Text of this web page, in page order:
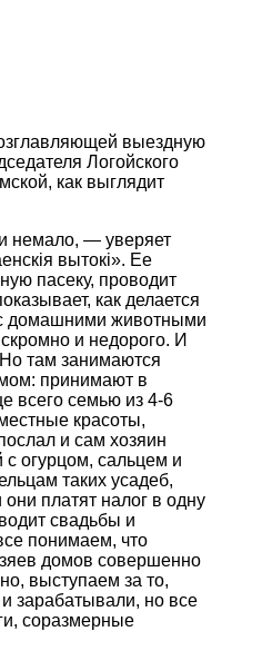
выездную
Логойского
как выглядит
немало, — уверяет
вытокі». Ее
пасеку, проводит
как делается
домашними животными
и недорого. И
Но там занимаются
принимают в
всего семью из 4-6
красоты,
и сам хозяин
огурцом, сальцем и
таких усадеб,
они платят налог в одну
свадьбы и
понимаем, что
домов совершенно
выступаем за то,
зарабатывали, но все
соразмерные